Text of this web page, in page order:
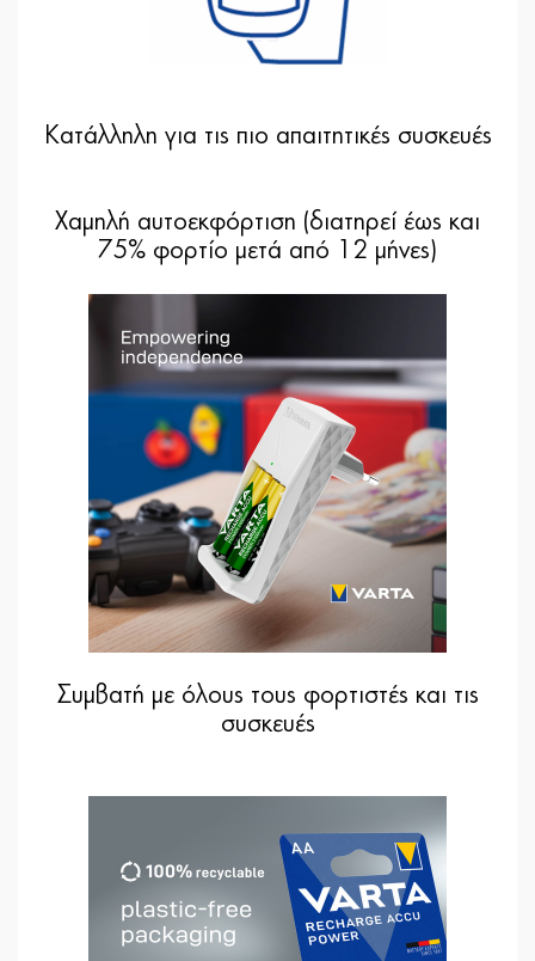
Κατάλληλη για τις πιο απαιτητικές συσκευές
Xαμηλή αυτοεκφόρτιση (διατηρεί έως και
75% φορτίο μετά από 12 μήνες)
Συμβατή με όλους τους φορτιστές και τις
συσκευές